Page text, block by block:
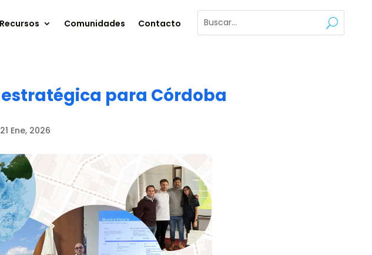
Recursos Comunidades Contacto
para Córdoba
21 Ene, 2026